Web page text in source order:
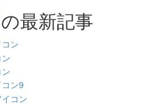
の最新記事